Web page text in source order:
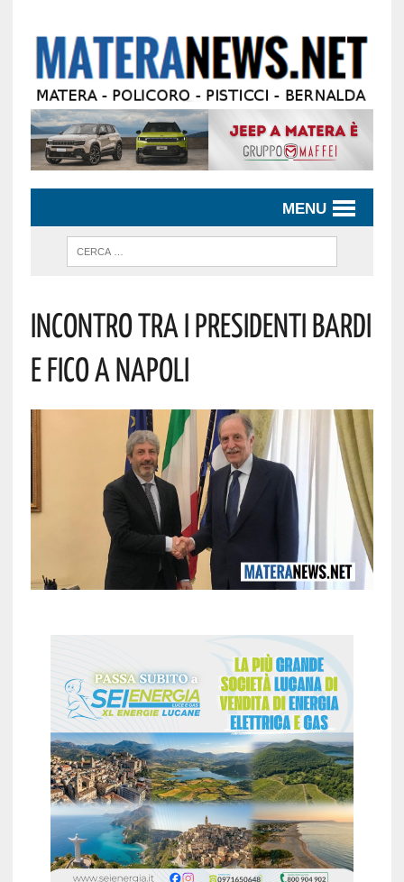
MENU
Incontro Tra I Presidenti Bardi
E Fico A Napoli